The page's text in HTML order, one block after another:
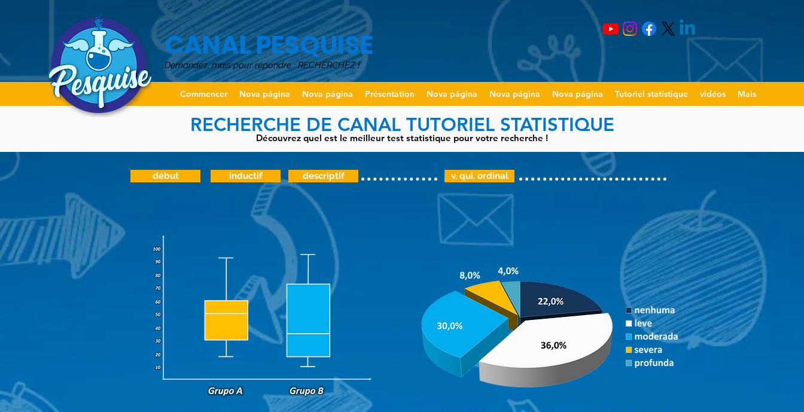
CANAL PESQUISE
Demandez, mais pour répondre : RECHERCHEZ !
Commencer Nova página Nova página Présentation Nova página Nova página Nova página Tutoriel statistique vidéos Mais
RECHERCHE DE CANAL TUTORIEL STATISTIQUE
Découvrez quel est le meilleur test statistique pour votre recherche !
début inductif descriptif v. qui. ordinal